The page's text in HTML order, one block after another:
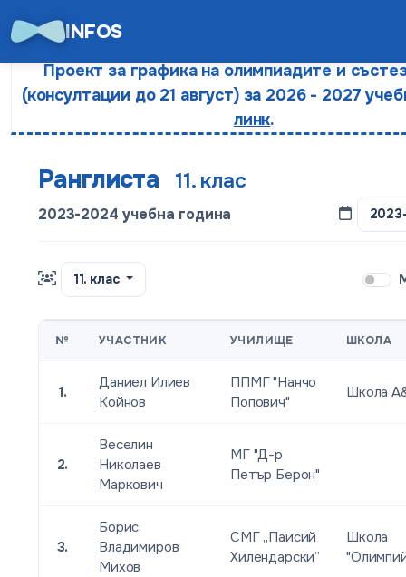
INFOS
Проект за графика на олимпиадите и
(консултации до 21 август) за 2026 - 2027
линк.
Ранглиста 11. клас
2023-2024 учебна година
11. клас
№ УЧАСТНИК УЧИЛИЩЕ ШКОЛА
1.
Даниел Илиев
Койнов
ППМГ "Нанчо
Попович"
Школа
2.
Веселин
Николаев
Маркович
МГ "Д-р
Петър Берон"
3.
Борис
Владимиров
Михов
СМГ „Паисий
Хилендарски”
Школа